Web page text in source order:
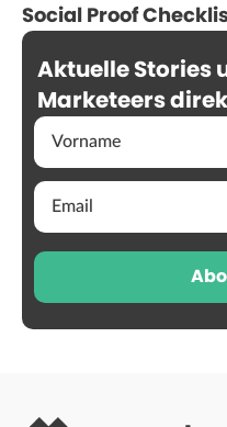
Social Proof
Aktuelle Stories
Marketeers